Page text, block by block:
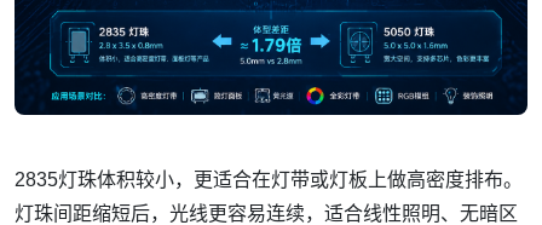
2835灯珠体积较小，更适合在灯带或灯板上做高密度排布。
灯珠间距缩短后，光线更容易连续，适合线性照明、无暗区